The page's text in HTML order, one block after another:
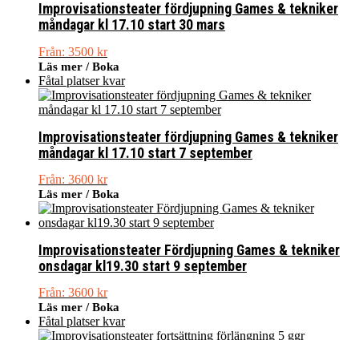
Improvisationsteater fördjupning Games & tekniker
måndagar kl 17.10 start 30 mars
Från: 3500 kr
Läs mer / Boka
Fåtal platser kvar
Improvisationsteater fördjupning Games & tekniker
måndagar kl 17.10 start 7 september
Från: 3600 kr
Läs mer / Boka
Improvisationsteater Fördjupning Games & tekniker
onsdagar kl19.30 start 9 september
Från: 3600 kr
Läs mer / Boka
Fåtal platser kvar